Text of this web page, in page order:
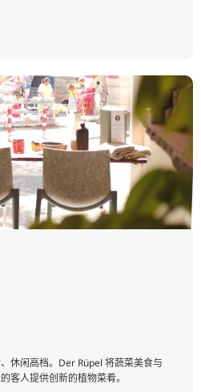
休闲高档。Der Rüpel 将蔬菜美食与
客人提供创新的植物菜肴。